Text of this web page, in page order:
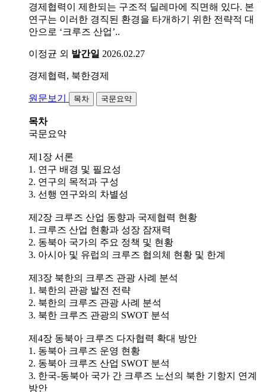
경제협력이 제한되는 구조적 딜레마에 직면해 있다. 본
연구는 이러한 경직된 환경을 타개하기 위한 전략적 대
안으로 ‘크루즈 산업’..
이정균 외 발간일 2026.02.27
경제협력, 북한경제
원문보기 목차 국문요약
목차
국문요약
제1장 서론
1. 연구 배경 및 필요성
2. 연구의 목적과 구성
3. 선행 연구와의 차별성
제2장 크루즈 산업 동향과 국제협력 현황
1. 크루즈 산업 현황과 성장 잠재력
2. 동북아 국가의 주요 정책 및 현황
3. 아시아 및 유럽의 크루즈 협의체 현황 및 한계
제3장 북한의 크루즈 관광 사례 분석
1. 북한의 관광 발전 전략
2. 북한의 크루즈 관광 사례 분석
3. 북한 크루즈 관광의 SWOT 분석
제4장 동북아 크루즈 다자협력 확대 방안
1. 동북아 크루즈 운영 현황
2. 동북아 크루즈 산업 SWOT 분석
3. 한국-동북아 국가 간 크루즈 노선의 북한 기항지 연계
방안